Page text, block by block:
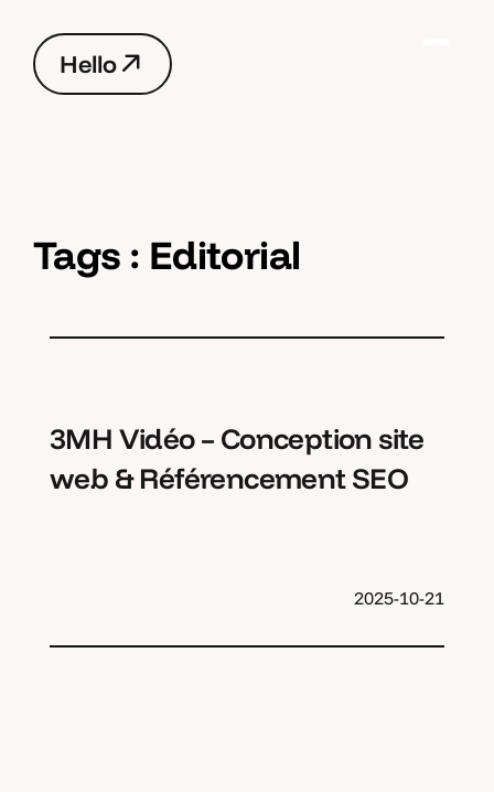
Hello
Hello
Tags : Editorial
3MH Vidéo – Conception site
web & Référencement SEO
2025-10-21